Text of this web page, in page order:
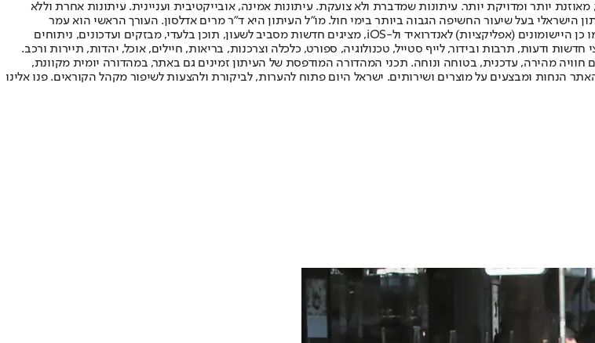
יותר ומדויקת יותר. עיתונות שמדברת ולא צועקת. עיתונות אמינה, אובייקטיבית ועניינית. עיתונות אחרת וללא
פורסמה ב-30 ביולי 2007, וב-2010 הפך "ישראל היום" לעיתון הישראלי בעל שיעור החשיפה הגבוה ביותר בימי חול. מו"ל העיתון היא ד"ר מרים אדלסון. העורך הראשי הוא עמר
לחמנוביץ, והעורך המייסד הוא עמוס רגב. אתרי האינטרנט של "ישראל היום" בעברית ובאנגלית, כמו כן היישומונים (אפליקציות) לאנדרואיד ול-iOS, מציגים חדשות מסביב לשעון, תוכן בלעדי, מבזקים ועדכונים, ניתוחים
ודעות, תרבות ובידור, לייף סטייל, טכנולוגיה, ספורט, כלכלה וצרכנות, בריאות, חיילים, אוכל, יהדות, תיירות ורכב.
חוויה מהירה, עדכנית, בטוחה ונוחה. תכני המהדורה המודפסת של העיתון זמינים גם באתר, במהדורה יומית מקוונת,
הנחות ומבצעים על מוצרים ושירותים. ישראל היום פתוח להערות, לביקורת ולהצעות לשיפור מקהל הקוראים. פנו אלינו